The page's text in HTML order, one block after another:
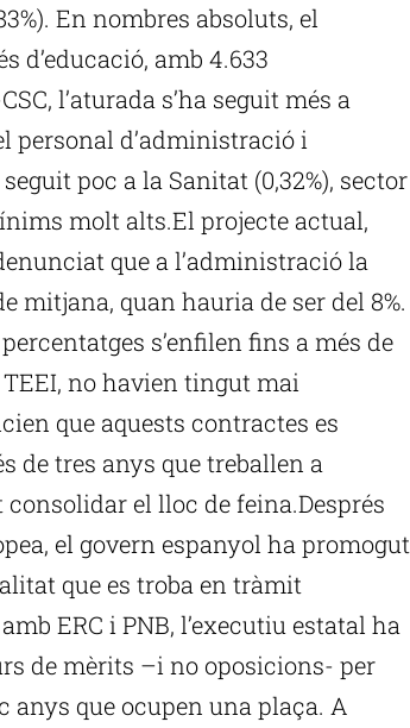
En nombres absoluts, el
d’educació, amb 4.633
l’aturada s’ha seguit més a
personal d’administració i
poc a la Sanitat (0,32%), sector
molt alts.El projecte actual,
que a l’administració la
mitjana, quan hauria de ser del 8%.
s’enfilen fins a més de
no havien tingut mai
que aquests contractes es
de tres anys que treballen a
el lloc de feina.Després
el govern espanyol ha promogut
que es troba en tràmit
ERC i PNB, l’executiu estatal ha
de mèrits –i no oposicions- per
anys que ocupen una plaça. A